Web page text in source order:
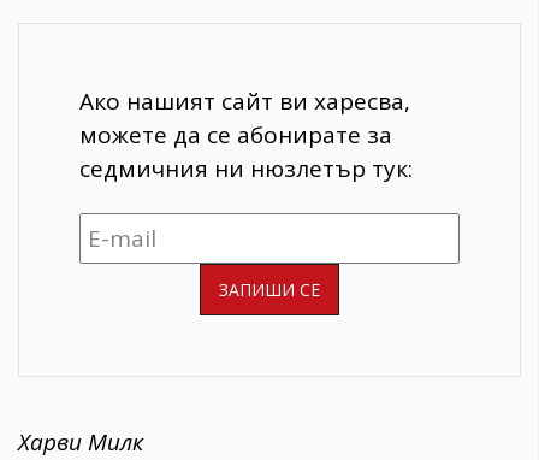
Ако нашият сайт ви харесва,
можете да се абонирате за
седмичния ни нюзлетър тук:
Харви Милк